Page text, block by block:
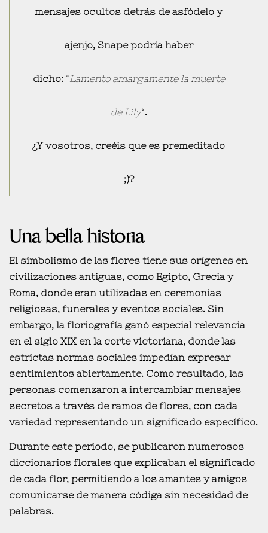
mensajes ocultos detrás de asfódelo y
ajenjo, Snape podría haber
dicho: “Lamento amargamente la muerte
de Lily“.
¿Y vosotros, creéis que es premeditado
;)?
Una bella historia
El simbolismo de las flores tiene sus orígenes en
civilizaciones antiguas, como Egipto, Grecia y
Roma, donde eran utilizadas en ceremonias
religiosas, funerales y eventos sociales. Sin
embargo, la floriografía ganó especial relevancia
en el siglo XIX en la corte victoriana, dondelas
estrictas normas sociales impedían expresar
sentimientos abiertamente. Como resultado, las
personas comenzaron a intercambiar mensajes
secretos a través de ramos de flores, con cada
variedad representando un significado específico.
Durante este periodo, se publicaron numerosos
diccionarios florales que explicaban el significado
de cada flor, permitiendo a los amantes y amigos
comunicarse de manera códiga sin necesidad de
palabras.